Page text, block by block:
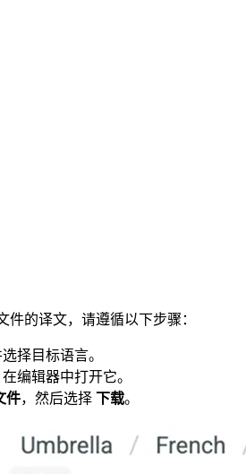
件的译文，请遵循以下步骤：
择目标语言。
编辑器中打开它。
件，然后选择 下载。